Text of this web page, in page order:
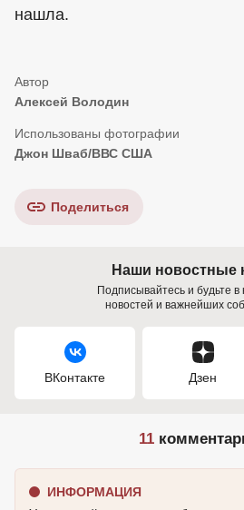
нашла.
Алексей Володин
Джон Шваб/ВВС США
Поделиться
Наши новостные
Подписывайтесь и будьте в
новостей и важнейших
ВКонтакте Дзен
11
ИНФОРМАЦИЯ